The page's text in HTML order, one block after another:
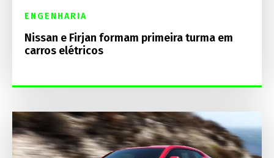
ENGENHARIA
Nissan e Firjan formam primeira turma em
carros elétricos